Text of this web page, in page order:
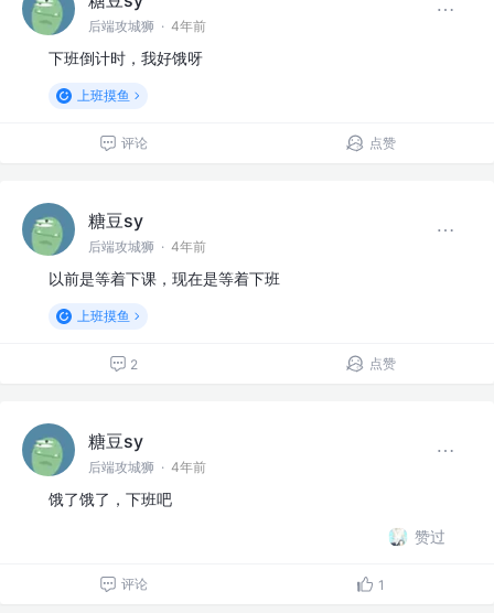
后端攻城狮 · 4年前
下班倒计时，我好饿呀
上班摸鱼
评论 点赞
糖豆sy
后端攻城狮 · 4年前
以前是等着下课，现在是等着下班
上班摸鱼
2 点赞
糖豆sy
后端攻城狮 · 4年前
饿了饿了，下班吧
赞过
评论 1